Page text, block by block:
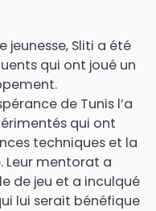
jeunesse, Sliti a été
qui ont joué un
de Tunis l’a
qui ont
techniques et la
Leur mentorat a
de jeu et a inculqué
lui serait bénéfique